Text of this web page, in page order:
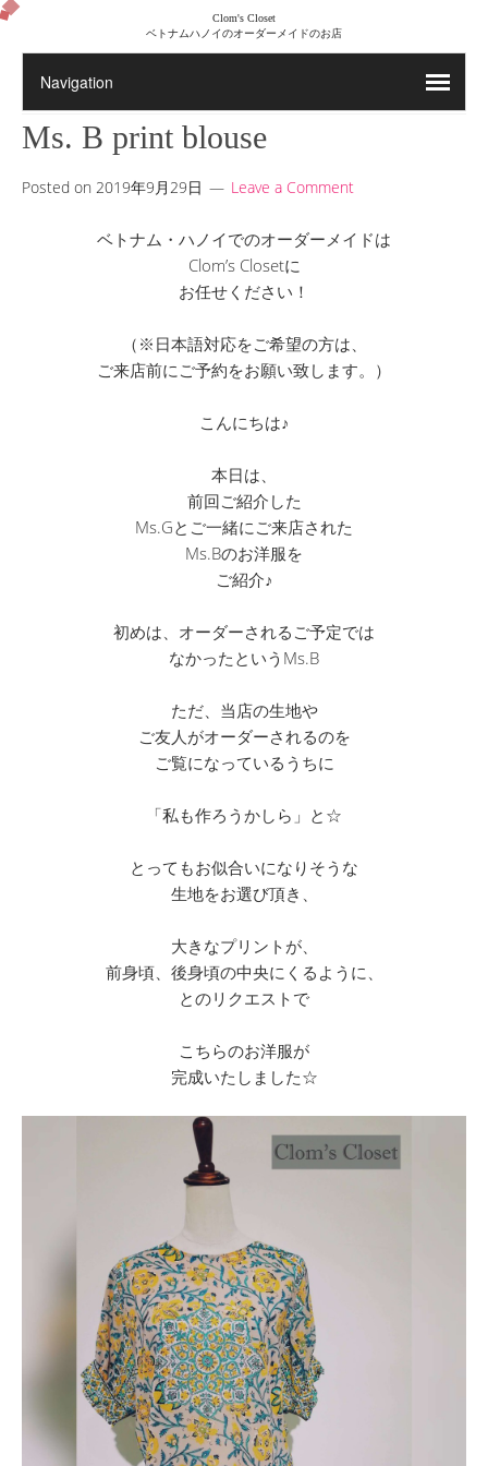
Clom's Closet
ベトナムハノイのオーダーメイドのお店
Ms. B print blouse
Posted on 2019年9月29日 Leave a Comment
ベトナム・ハノイでのオーダーメイドは
Clom’s Closetに
お任せください！
（※日本語対応をご希望の方は、
ご来店前にご予約をお願い致します。）
こんにちは♪
本日は、
前回ご紹介した
Ms.Gとご一緒にご来店された
Ms.Bのお洋服を
ご紹介♪
初めは、オーダーされるご予定では
なかったというMs.B
ただ、当店の生地や
ご友人がオーダーされるのを
ご覧になっているうちに
「私も作ろうかしら」と☆
とってもお似合いになりそうな
生地をお選び頂き、
大きなプリントが、
前身頃、後身頃の中央にくるように、
とのリクエストで
こちらのお洋服が
完成いたしました☆